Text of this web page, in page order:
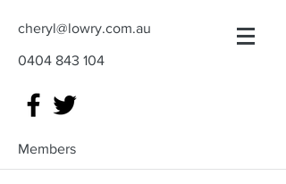
cheryl@lowry.com.au
0404 843 104
Members